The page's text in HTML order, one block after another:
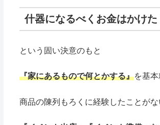
什器になるべくお金はかけ
という固い決意のもと
『家にあるもので何とかする』を基本
商品の陳列もろくに経験したことが